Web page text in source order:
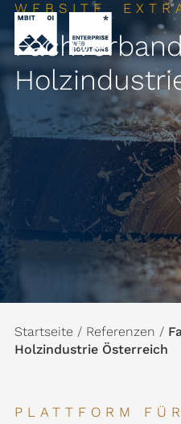
WEBSITE,
Startseite / Referenzen /
Holzindustrie Österreich
PLATTFORM